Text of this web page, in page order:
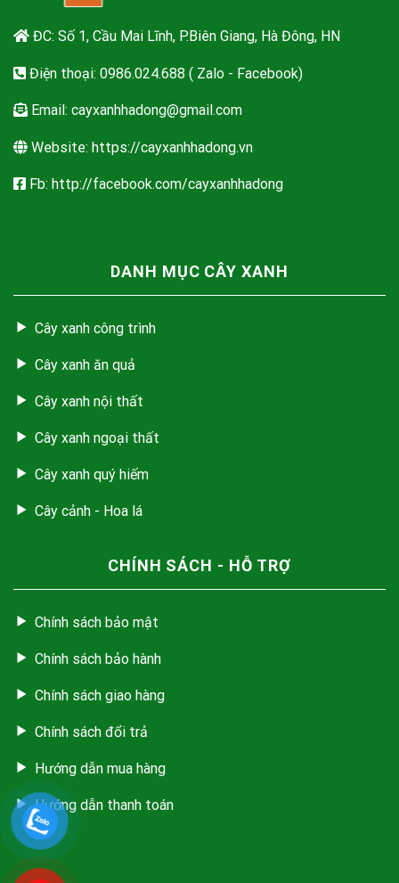
ĐC: Số 1, Cầu Mai Lĩnh, P.Biên Giang, Hà Đông, HN
Điện thoại: 0986.024.688 ( Zalo - Facebook)
Email: cayxanhhadong@gmail.com
Website: https://cayxanhhadong.vn
Fb: http://facebook.com/cayxanhhadong
DANH MỤC CÂY XANH
Cây xanh công trình
Cây xanh ăn quả
Cây xanh nội thất
Cây xanh ngoại thất
Cây xanh quý hiếm
Cây cảnh - Hoa lá
CHÍNH SÁCH - HỖ TRỢ
Chính sách bảo mật
Chính sách bảo hành
Chính sách giao hàng
Chính sách đổi trả
Hướng dẫn mua hàng
Hướng dẫn thanh toán